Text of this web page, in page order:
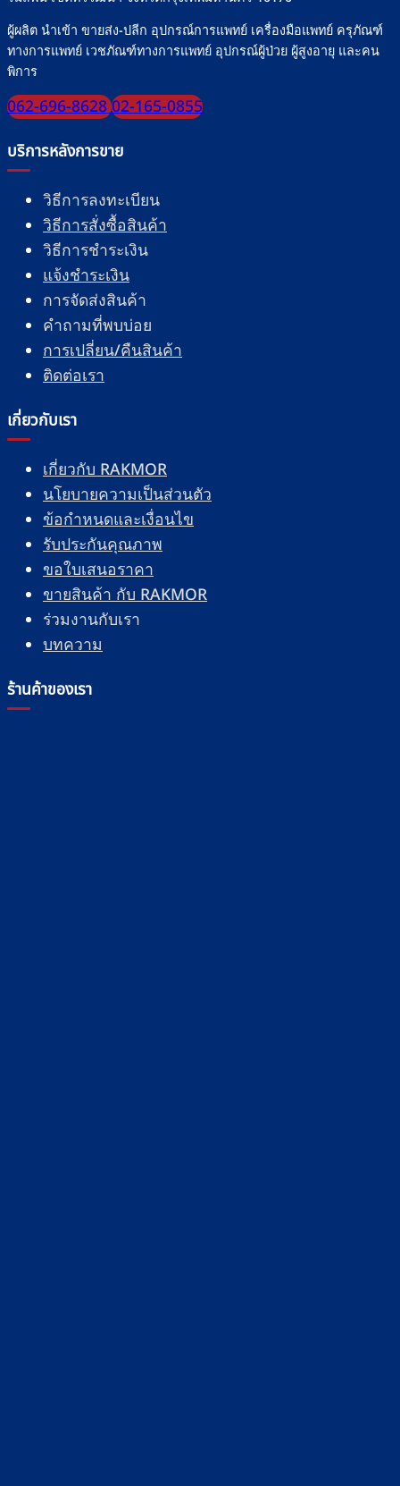
ผู้ผลิต นำเข้า ขายส่ง-ปลีก อุปกรณ์การแพทย์ เครื่องมือแพทย์ ครุภัณฑ์
ทางการแพทย์ เวชภัณฑ์ทางการแพทย์ อุปกรณ์ผู้ป่วย ผู้สูงอายุ และคน
พิการ
062-696-862802-165-0855
บริการหลังการขาย
วิธีการลงทะเบียน
วิธีการสั่งซื้อสินค้า
วิธีการชำระเงิน
แจ้งชำระเงิน
การจัดส่งสินค้า
คำถามที่พบบ่อย
การเปลี่ยน/คืนสินค้า
ติดต่อเรา
เกี่ยวกับเรา
เกี่ยวกับ RAKMOR
นโยบายความเป็นส่วนตัว
ข้อกำหนดและเงื่อนไข
รับประกันคุณภาพ
ขอใบเสนอราคา
ขายสินค้า กับ RAKMOR
ร่วมงานกับเรา
บทความ
ร้านค้าของเรา